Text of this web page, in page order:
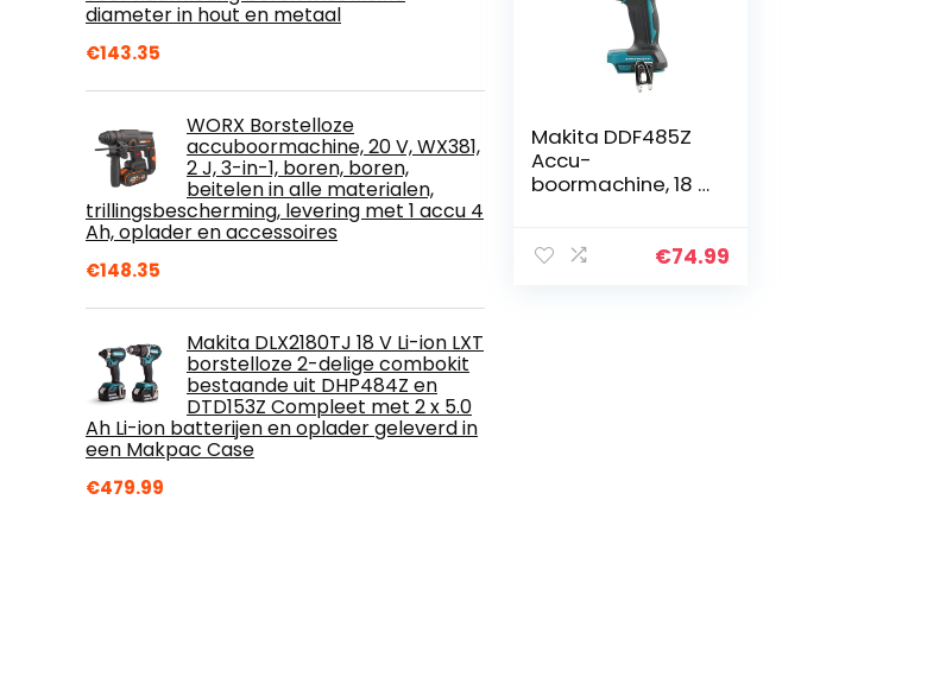
diameter in hout en metaal
€143.35
WORX Borstelloze
accuboormachine, 20 V, WX381,
2 J, 3-in-1, boren, boren,
beitelen in alle materialen,
trillingsbescherming, levering met 1 accu 4
Ah, oplader en accessoires
€148.35
Makita DLX2180TJ 18 V Li-ion LXT
borstelloze 2-delige combokit
bestaande uit DHP484Z en
DTD153Z Compleet met 2 x 5.0
Ah Li-ion batterijen en oplader geleverd in
een Makpac Case
€479.99
Makita DDF485Z
Accu-
boormachine, 18 V
€74.99